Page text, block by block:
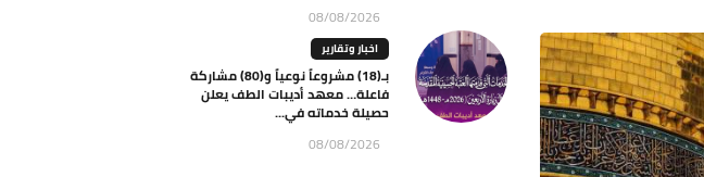
08/08/2026
اخبار وتقارير
بـ(18) مشروعاً نوعياً و(80) مشاركة
فاعلة… معهد أديبات الطف يعلن
حصيلة خدماته في...
08/08/2026